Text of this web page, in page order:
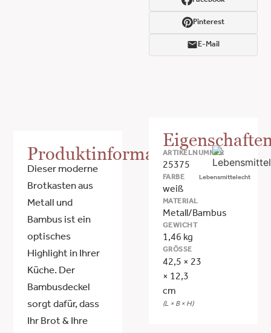
Pinterest
E-Mail
Produktinformationen
Dieser moderne
Brotkasten aus
Metall und
Bambus ist ein
optisches
Highlight in Ihrer
Küche. Der
Bambusdeckel
sorgt dafür, dass
Ihr Brot & Ihre
ARTIKELNUMMER
25375
FARBE
weiß
MATERIAL
Metall/Bambus
GEWICHT
1,46 kg
GRÖSSE
42,5 × 23
× 12,3
cm
(L × B × H)
Lebensmittelecht